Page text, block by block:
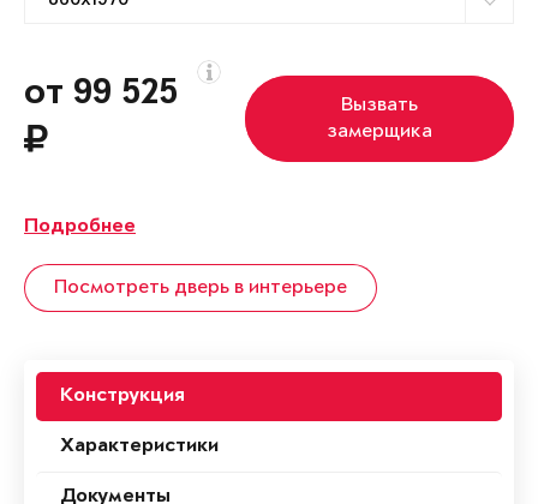
от 99 525
Вызвать
замерщика
Подробнее
Посмотреть дверь в интерьере
Конструкция
Характеристики
Документы